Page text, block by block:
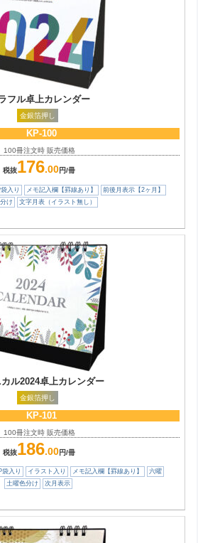
フル卓上カレンダー
金銀箔押し
KP-100
100冊注文時 販売価格
税抜176.00円/冊
入り メモ記入欄【罫線あり】
前後月表示【2ヶ月】
け
文字月表（イラスト無し）
ル2024卓上カレンダー
金銀箔押し
KP-101
100冊注文時 販売価格
税抜186.00円/冊
袋入り イラスト入り メモ記入欄【罫線あり】
六曜
土曜色分け
次月表示